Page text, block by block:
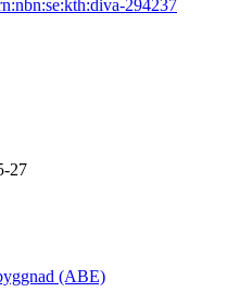
294237
27
(ABE)